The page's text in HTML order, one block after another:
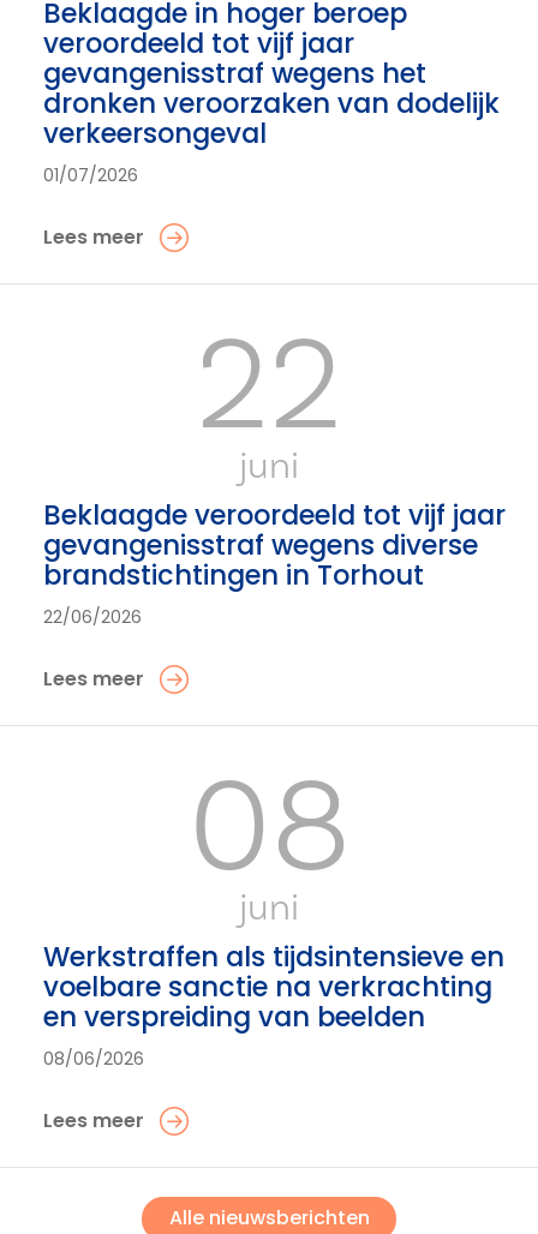
Beklaagde in hoger beroep
veroordeeld tot vijf jaar
gevangenisstraf wegens het
dronken veroorzaken van dodelijk
verkeersongeval
01/07/2026
Lees meer
22
juni
Beklaagde veroordeeld tot vijf jaar
gevangenisstraf wegens diverse
brandstichtingen in Torhout
22/06/2026
Lees meer
08
juni
Werkstraffen als tijdsintensieve en
voelbare sanctie na verkrachting
en verspreiding van beelden
08/06/2026
Lees meer
Alle nieuwsberichten